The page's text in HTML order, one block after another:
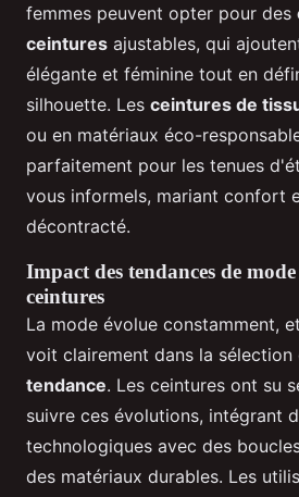
femmes peuvent opter pour des
ceintures ajustables, qui
élégante et féminine tout en
silhouette. Les ceintures de
ou en matériaux éco-
parfaitement pour les tenues
vous informels, mariant confort
décontracté.
Impact des tendances de
ceintures
La mode évolue constamment,
voit clairement dans la sélection
tendance. Les ceintures ont su
suivre ces évolutions, intégrant
technologiques avec des
des matériaux durables. Les